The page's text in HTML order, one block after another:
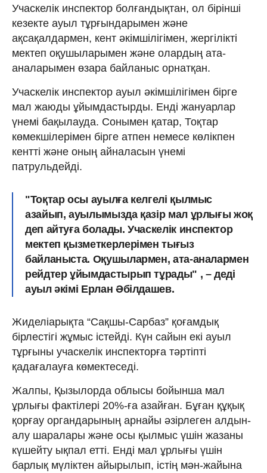
Учаскелік инспектор болғандықтан, ол бірінші
кезекте ауыл тұрғындарымен және
ақсақалдармен, кент әкімшілігімен, жергілікті
мектеп оқушыларымен және олардың ата-
аналарымен өзара байланыс орнатқан.
Учаскелік инспектор ауыл әкімшілігімен бірге
мал жаюды ұйымдастырды. Енді жануарлар
үнемі бақылауда. Сонымен қатар, Тоқтар
көмекшілерімен бірге атпен немесе көлікпен
кентті және оның айналасын үнемі
патрульдейді.
"Тоқтар осы ауылға келгелі қылмыс
азайып, ауылымызда қазір мал ұрлығы жоқ
деп айтуға болады. Учаскелік инспектор
мектеп қызметкерлерімен тығыз
байланыста. Оқушылармен, ата-аналармен
рейдтер ұйымдастырып тұрады" , – деді
ауыл әкімі Ерлан Әбілдашев.
Жиделіарықта “Сақшы-Сарбаз” қоғамдық
бірлестігі жұмыс істейді. Күн сайын екі ауыл
тұрғыны учаскелік инспекторға тәртіпті
қадағалауға көмектеседі.
Жалпы, Қызылорда облысы бойынша мал
ұрлығы фактілері 20%-ға азайған. Бұған құқық
қорғау органдарының арнайы әзірлеген алдын-
алу шаралары және осы қылмыс үшін жазаны
күшейту ықпал етті. Енді мал ұрлығы үшін
барлық мүліктен айырылып, істің мән-жайына